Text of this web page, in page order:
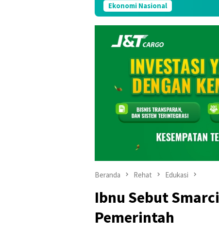
Ekonomi Nasional DPR
Beranda Rehat Edukasi
Ibnu Sebut
Pemerintah